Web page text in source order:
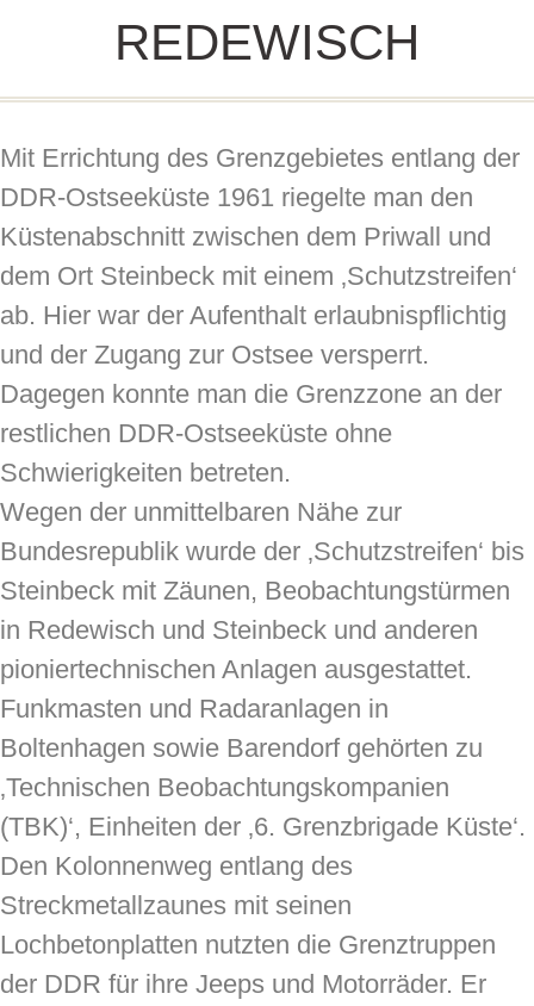
REDEWISCH
Mit Errichtung des Grenzgebietes entlang der
DDR-Ostseeküste 1961 riegelte man den
Küstenabschnitt zwischen dem Priwall und
dem Ort Steinbeck mit einem ‚Schutzstreifen‘
ab. Hier war der Aufenthalt erlaubnispflichtig
und der Zugang zur Ostsee versperrt.
Dagegen konnte man die Grenzzone an der
restlichen DDR-Ostseeküste ohne
Schwierigkeiten betreten.
Wegen der unmittelbaren Nähe zur
Bundesrepublik wurde der ‚Schutzstreifen‘ bis
Steinbeck mit Zäunen, Beobachtungstürmen
in Redewisch und Steinbeck und anderen
pioniertechnischen Anlagen ausgestattet.
Funkmasten und Radaranlagen in
Boltenhagen sowie Barendorf gehörten zu
‚Technischen Beobachtungskompanien
(TBK)‘, Einheiten der ‚6. Grenzbrigade Küste‘.
Den Kolonnenweg entlang des
Streckmetallzaunes mit seinen
Lochbetonplatten nutzten die Grenztruppen
der DDR für ihre Jeeps und Motorräder. Er